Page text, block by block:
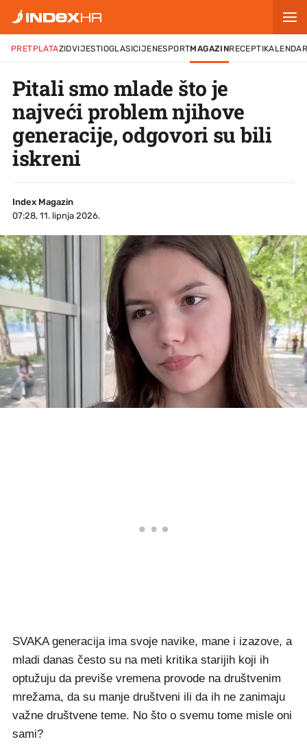
PRETPLATAZIDVIJESTIOGLASICIJENESPORTMAGAZINRECEPTI
Pitali smo mlade što je
najveći problem njihove
generacije, odgovori su bili
iskreni
Index Magazin
07:28, 11. lipnja 2026.
SVAKA generacija ima svoje navike, mane i izazove, a
mladi danas često su na meti kritika starijih koji ih
optužuju da previše vremena provode na društvenim
mrežama, da su manje društveni ili da ih ne zanimaju
važne društvene teme. No što o svemu tome misle oni
sami?